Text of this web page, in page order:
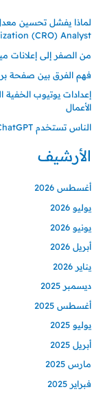
(CRO) Analyst
من الصفر إلى إعلانات
فهم الفرق بين صفحة
إعدادات يوتيوب
الأعمال
الناس تستخدم ChatGPT… لكن الفلوس الحقيقية في الـ API 🤯
الأرشيف
أغسطس 2026
يوليو 2026
يونيو 2026
أبريل 2026
يناير 2026
ديسمبر 2025
أغسطس 2025
يوليو 2025
أبريل 2025
مارس 2025
فبراير 2025